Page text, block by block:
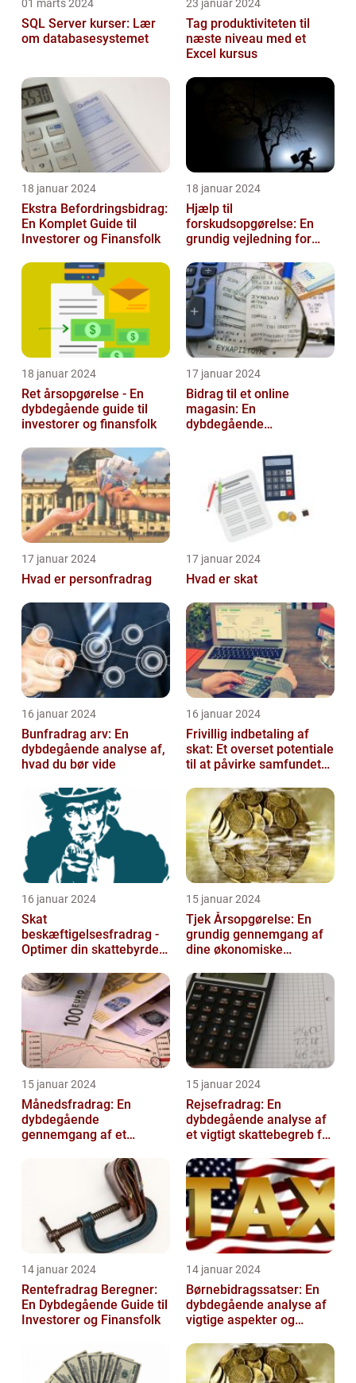
01 marts 2024
SQL Server kurser: Lær
om databasesystemet
23 januar 2024
Tag produktiviteten til
næste niveau med et
Excel kursus
18 januar 2024
Ekstra Befordringsbidrag:
En Komplet Guide til
Investorer og Finansfolk
18 januar 2024
Hjælp til
forskudsopgørelse: En
grundig vejledning for
18 januar 2024
Ret årsopgørelse - En
dybdegående guide til
investorer og finansfolk
17 januar 2024
Bidrag til et online
magasin: En
dybdegående
betydningen og
udviklingen over tid
17 januar 2024
Hvad er personfradrag
17 januar 2024
Hvad er skat
16 januar 2024
Bunfradrag arv: En
dybdegående analyse af,
hvad du bør vide
16 januar 2024
Frivillig indbetaling af
skat: Et overset potentiale
til at påvirke samfundet
16 januar 2024
Skat
beskæftigelsesfradrag -
Optimer din skattebyrde
15 januar 2024
Tjek Årsopgørelse: En
grundig gennemgang af
dine økonomiske
15 januar 2024
Månedsfradrag: En
dybdegående
gennemgang af et
investorer og finansfolk
15 januar 2024
Rejsefradrag: En
dybdegående analyse af
et vigtigt skattebegreb for
14 januar 2024
Rentefradrag Beregner:
En Dybdegående Guide til
Investorer og Finansfolk
14 januar 2024
Børnebidragssatser: En
dybdegående analyse af
vigtige aspekter og